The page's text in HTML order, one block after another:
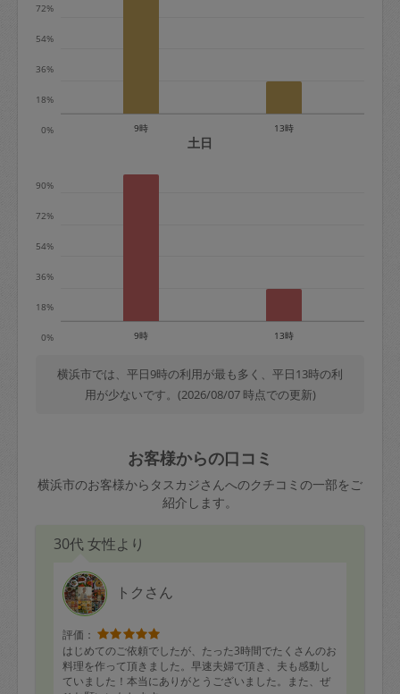
※キャンセル料金の設定について：
0%
18%
36%
54%
72%
9時 13時
土日
0%
18%
36%
54%
72%
90%
9時 13時
横浜市では、平日9時の利用が最も多く、平日13時の利
用が少ないです。(2026/08/07 時点での更新)
お客様からの口コミ
横浜市のお客様からタスカジさんへのクチコミの一部をご
紹介します。
30代 女性より
トクさん
評価：
はじめてのご依頼でしたが、たった3時間でたくさんのお
料理を作って頂きました。早速夫婦で頂き、夫も感動し
ていました！本当にありがとうございました。また、ぜ